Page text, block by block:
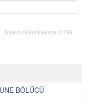
Toplam Görüntülenme 21799
BÖLÜCÜ